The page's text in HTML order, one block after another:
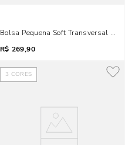
Bolsa Pequena Soft Transversal
R$ 269,90
3 CORES